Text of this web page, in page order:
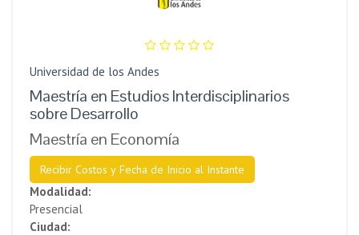
Universidad de los Andes
Maestría en Estudios Interdisciplinarios
sobre Desarrollo
Maestría en Economía
Recibir Costos y Fecha de Inicio al Instante
Modalidad:
Presencial
Ciudad: